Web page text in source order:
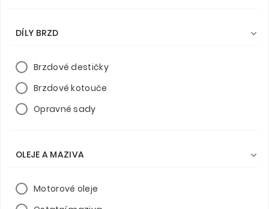
DÍLY BRZD 
Brzdové destičky
Brzdové kotouče
Opravné sady
OLEJE A MAZIVA 
Motorové oleje